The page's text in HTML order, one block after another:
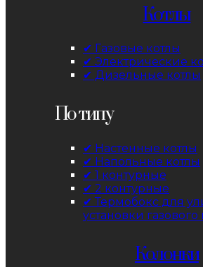
Котлы
✔ Газовые котлы
✔ Электрические
✔ Дизельные котлы
По типу
✔ Настенные котлы
✔ Напольные котлы
✔ 1 контурные
✔ 2 контурные
✔ Термобокс для
установки газового
Колонки